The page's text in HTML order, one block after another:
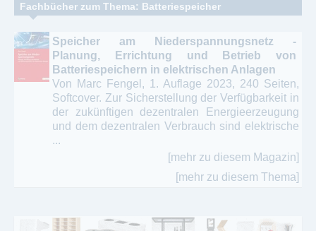
Fachbücher zum Thema: Batteriespeicher
Speicher am Niederspannungsnetz -
Planung, Errichtung und Betrieb von
Batteriespeichern in elektrischen Anlagen
Von Marc Fengel, 1. Auflage 2023, 240 Seiten,
Softcover. Zur Sicherstellung der Verfügbarkeit in
der zukünftigen dezentralen Energieerzeugung
und dem dezentralen Verbrauch sind elektrische
...
[mehr zu diesem Magazin]
[mehr zu diesem Thema]